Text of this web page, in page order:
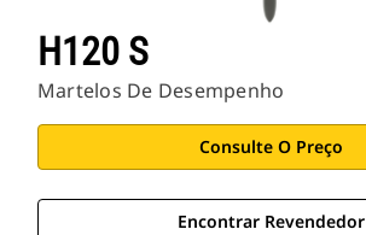
H120 S
Martelos De Desempenho
Consulte O Preço
Encontrar Revendedor